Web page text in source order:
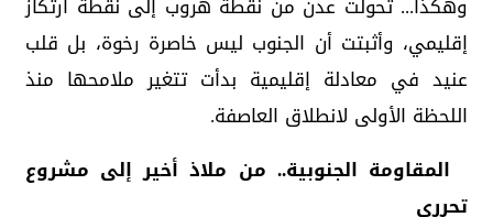
وهكذا... تحولت عدن من نقطة هروب إلى نقطة ارتكاز
إقليمي، وأثبتت أن الجنوب ليس خاصرة رخوة، بل قلب
عنيد في معادلة إقليمية بدأت تتغير ملامحها منذ
اللحظة الأولى لانطلاق العاصفة.
المقاومة الجنوبية.. من ملاذ أخير إلى مشروع
تحرري